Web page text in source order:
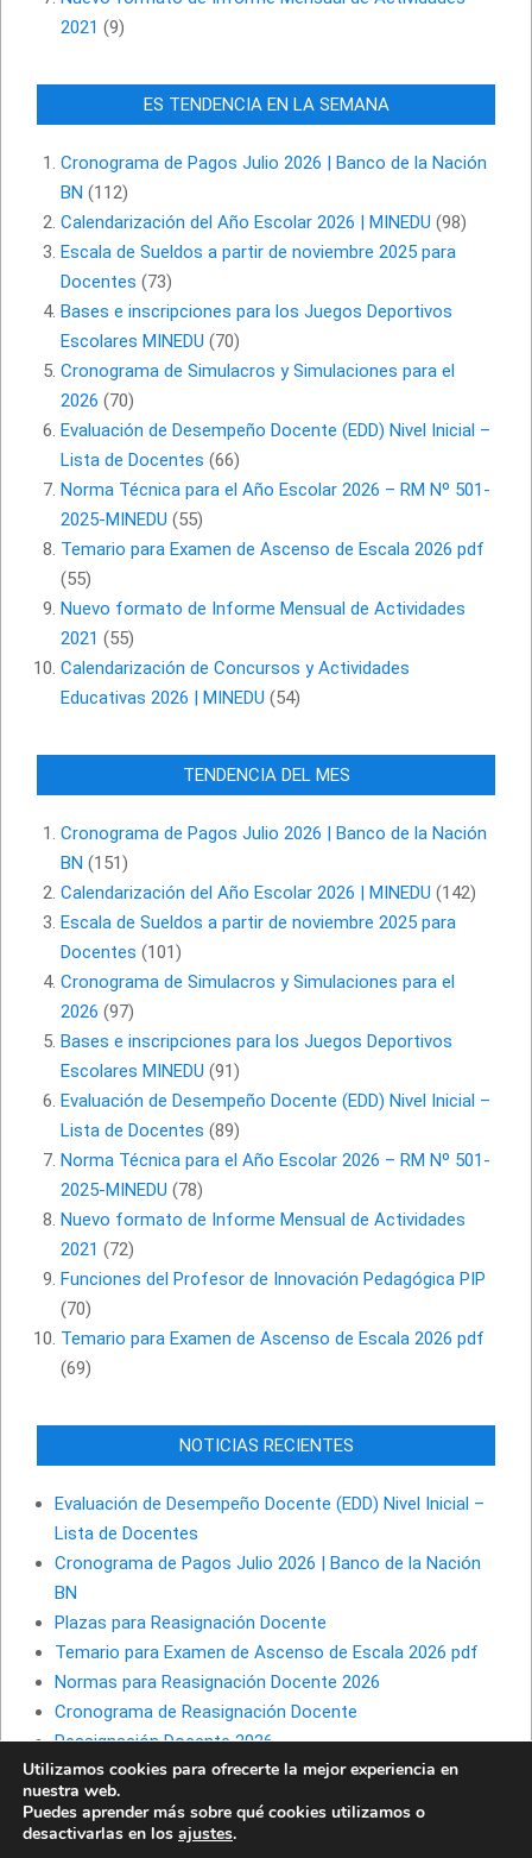
2021 (9)
ES TENDENCIA EN LA SEMANA
Cronograma de Pagos Julio 2026 | Banco de la Nación
BN (112)
Calendarización del Año Escolar 2026 | MINEDU (98)
Escala de Sueldos a partir de noviembre 2025 para
Docentes (73)
Bases e inscripciones para los Juegos Deportivos
Escolares MINEDU (70)
Cronograma de Simulacros y Simulaciones para el
2026 (70)
Evaluación de Desempeño Docente (EDD) Nivel Inicial –
Lista de Docentes (66)
Norma Técnica para el Año Escolar 2026 – RM Nº 501-
2025-MINEDU (55)
Temario para Examen de Ascenso de Escala 2026 pdf
(55)
Nuevo formato de Informe Mensual de Actividades
2021 (55)
Calendarización de Concursos y Actividades
Educativas 2026 | MINEDU (54)
TENDENCIA DEL MES
Cronograma de Pagos Julio 2026 | Banco de la Nación
BN (151)
Calendarización del Año Escolar 2026 | MINEDU (142)
Escala de Sueldos a partir de noviembre 2025 para
Docentes (101)
Cronograma de Simulacros y Simulaciones para el
2026 (97)
Bases e inscripciones para los Juegos Deportivos
Escolares MINEDU (91)
Evaluación de Desempeño Docente (EDD) Nivel Inicial –
Lista de Docentes (89)
Norma Técnica para el Año Escolar 2026 – RM Nº 501-
2025-MINEDU (78)
Nuevo formato de Informe Mensual de Actividades
2021 (72)
Funciones del Profesor de Innovación Pedagógica PIP
(70)
Temario para Examen de Ascenso de Escala 2026 pdf
(69)
NOTICIAS RECIENTES
Evaluación de Desempeño Docente (EDD) Nivel Inicial –
Lista de Docentes
Cronograma de Pagos Julio 2026 | Banco de la Nación
BN
Plazas para Reasignación Docente
Temario para Examen de Ascenso de Escala 2026 pdf
Normas para Reasignación Docente 2026
Cronograma de Reasignación Docente
Reasignación Docente 2026
Utilizamos cookies para ofrecerte la mejor experiencia en
nuestra web.
Puedes aprender más sobre qué cookies utilizamos o
desactivarlas en los ajustes.